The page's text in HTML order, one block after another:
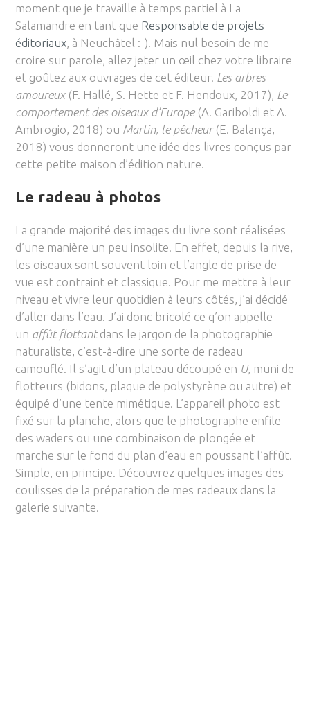
moment que je travaille à temps partiel à La
Salamandre en tant que Responsable de projets
éditoriaux, à Neuchâtel :-). Mais nul besoin de me
croire sur parole, allez jeter un œil chez votre libraire
et goûtez aux ouvrages de cet éditeur. Les arbres
amoureux(F. Hallé, S. Hette et F. Hendoux, 2017), Le
comportement des oiseaux d’Europe(A. Gariboldi et A.
Ambrogio, 2018) ou Martin, le pêcheur(E. Balança,
2018) vous donneront une idée des livres conçus par
cette petite maison d’édition nature.
Le radeau à photos
La grande majorité des images du livre sont réalisées
d’une manière un peu insolite. En effet, depuis la rive,
les oiseaux sont souvent loin et l’angle de prise de
vue est contraint et classique. Pour me mettre à leur
niveau et vivre leur quotidien à leurs côtés, j’ai décidé
d’aller dans l’eau. J’ai donc bricolé ce q’on appelle
un affût flottantdans le jargon de la photographie
naturaliste, c’est-à-dire une sorte de radeau
camouflé. Il s’agit d’un plateau découpé en U, muni de
flotteurs (bidons, plaque de polystyrène ou autre) et
équipé d’une tente mimétique. L’appareil photo est
fixé sur la planche, alors que le photographe enfile
des waders ou une combinaison de plongée et
marche sur le fond du plan d’eau en poussant l’affût.
Simple, en principe. Découvrez quelques images des
coulisses de la préparation de mes radeaux dans la
galerie suivante.